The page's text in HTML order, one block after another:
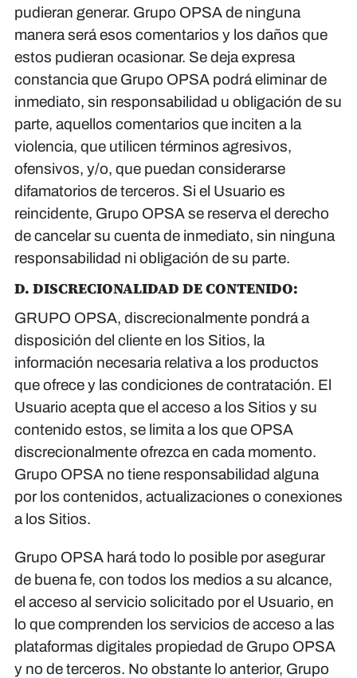
pudieran generar. Grupo OPSA de ninguna
manera será esos comentarios y los daños que
estos pudieran ocasionar. Se deja expresa
constancia que Grupo OPSA podrá eliminar de
inmediato, sin responsabilidad u obligación de su
parte, aquellos comentarios que inciten a la
violencia, que utilicen términos agresivos,
ofensivos, y/o, que puedan considerarse
difamatorios de terceros. Si el Usuario es
reincidente, Grupo OPSA se reserva el derecho
de cancelar su cuenta de inmediato, sin ninguna
responsabilidad ni obligación de su parte.
D. DISCRECIONALIDAD DE CONTENIDO:
GRUPO OPSA, discrecionalmente pondrá a
disposición del cliente en los Sitios, la
información necesaria relativa a los productos
que ofrece y las condiciones de contratación. El
Usuario acepta que el acceso a los Sitios y su
contenido estos, se limita a los que OPSA
discrecionalmente ofrezca en cada momento.
Grupo OPSA no tiene responsabilidad alguna
por los contenidos, actualizaciones o conexiones
a los Sitios.
Grupo OPSA hará todo lo posible por asegurar
de buena fe, con todos los medios a su alcance,
el acceso al servicio solicitado por el Usuario, en
lo que comprenden los servicios de acceso a las
plataformas digitales propiedad de Grupo OPSA
y no de terceros. No obstante lo anterior, Grupo